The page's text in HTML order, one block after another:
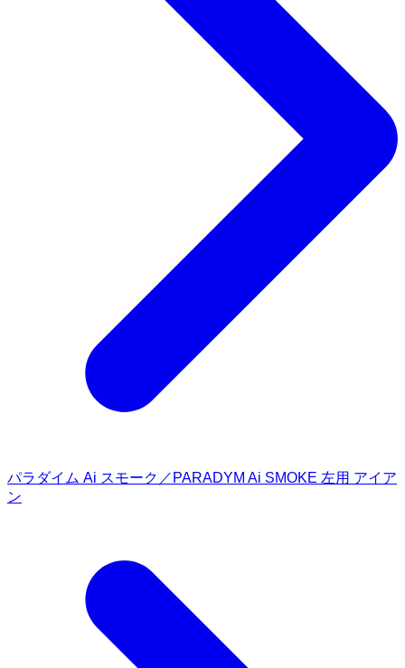
パラダイム Ai スモーク／PARADYM Ai SMOKE 左用 アイア
ン